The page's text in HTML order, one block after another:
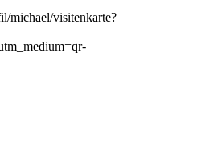
michael/visitenkarte?